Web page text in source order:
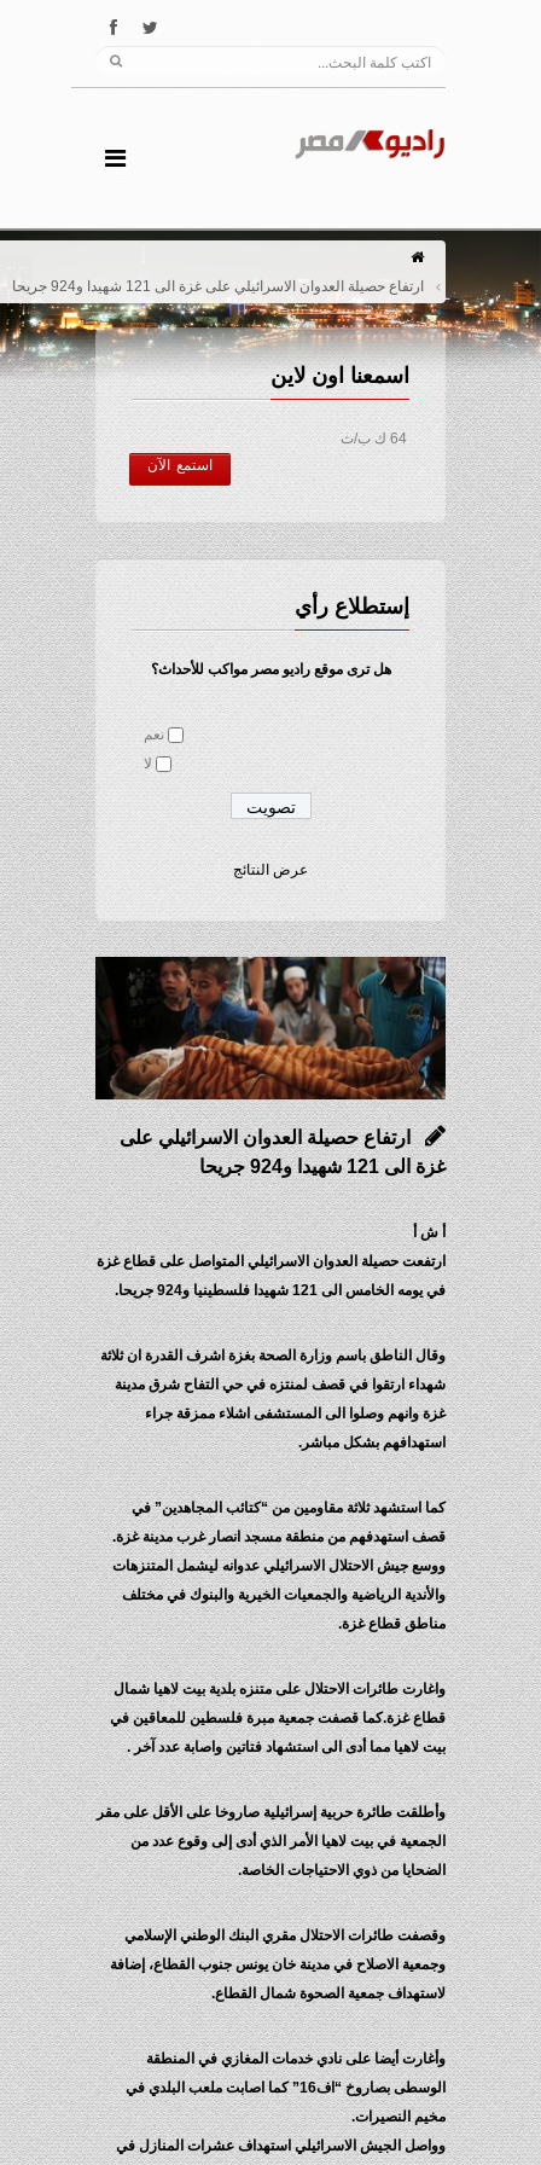
ارتفاع حصيلة العدوان الاسرائيلي على غزة الى 121 شهيدا و924 جريحا
اسمعنا اون لاين
64 ك ب/ث
استمع الآن
إستطلاع رأي
هل ترى موقع راديو مصر مواكب للأحداث؟
نعم
لا
عرض النتائج
ارتفاع حصيلة العدوان الاسرائيلي على
غزة الى 121 شهيدا و924 جريحا
أ ش أ
ارتفعت حصيلة العدوان الاسرائيلي المتواصل على قطاع غزة
في يومه الخامس الى 121 شهيدا فلسطينيا و924 جريحا.
وقال الناطق باسم وزارة الصحة بغزة اشرف القدرة ان ثلاثة
شهداء ارتقوا في قصف لمنتزه في حي التفاح شرق مدينة
غزة وانهم وصلوا الى المستشفى اشلاء ممزقة جراء
استهدافهم بشكل مباشر.
كما استشهد ثلاثة مقاومين من “كتائب المجاهدين” في
قصف استهدفهم من منطقة مسجد انصار غرب مدينة غزة.
ووسع جيش الاحتلال الاسرائيلي عدوانه ليشمل المتنزهات
والأندية الرياضية والجمعيات الخيرية والبنوك في مختلف
مناطق قطاع غزة.
واغارت طائرات الاحتلال على متنزه بلدية بيت لاهيا شمال
قطاع غزة.كما قصفت جمعية مبرة فلسطين للمعاقين في
بيت لاهيا مما أدى الى استشهاد فتاتين واصابة عدد آخر .
وأطلقت طائرة حربية إسرائيلية صاروخا على الأقل على مقر
الجمعية في بيت لاهيا الأمر الذي أدى إلى وقوع عدد من
الضحايا من ذوي الاحتياجات الخاصة.
وقصفت طائرات الاحتلال مقري البنك الوطني الإسلامي
وجمعية الاصلاح في مدينة خان يونس جنوب القطاع، إضافة
لاستهداف جمعية الصحوة شمال القطاع.
وأغارت أيضا على نادي خدمات المغازي في المنطقة
الوسطى بصاروخ “اف16” كما اصابت ملعب البلدي في
مخيم النصيرات.
وواصل الجيش الاسرائيلي استهداف عشرات المنازل في